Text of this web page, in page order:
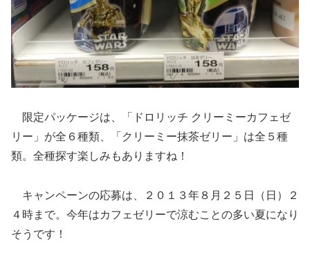
限定パッケージは、「ドロリッチ クリーミーカフェゼ
リー」が全６種類、「クリーミー抹茶ゼリー」は全５種
類。全種探す楽しみもありますね！
キャンペーンの応募は、２０１３年８月２５日（日）２
４時まで。今年はカフェゼリーで涼むことの多い夏になり
そうです！